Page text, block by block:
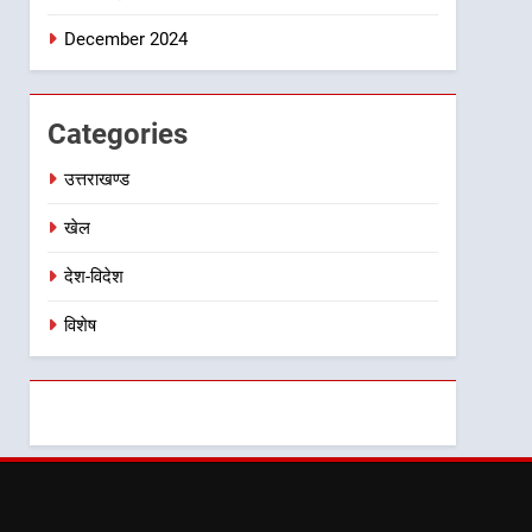
December 2024
Categories
उत्तराखण्ड
खेल
देश-विदेश
विशेष